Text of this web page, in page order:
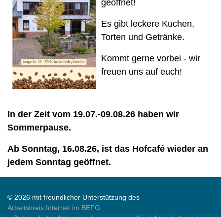
geöffnet!
Es gibt leckere Kuchen,
Torten und Getränke.
Kommt gerne vorbei - wir
freuen uns auf euch!
In der Zeit vom 19.07.-09.08.26 haben wir
Sommerpause.
Ab Sonntag, 16.08.26, ist das Hofcafé wieder an
jedem Sonntag geöffnet.
© 2026 mit freundlicher Unterstützung des
Arbeitskreis Internet im BEFG